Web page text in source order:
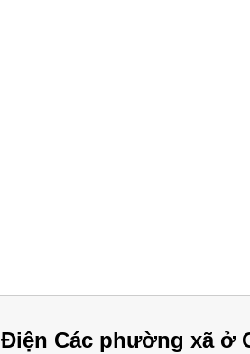
Các phường xã ở